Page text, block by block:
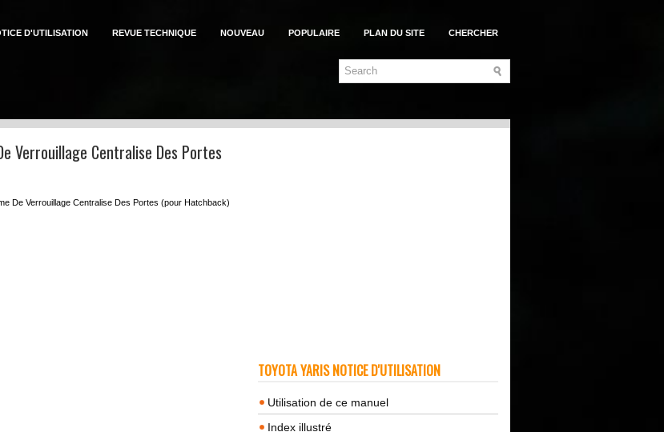
D'UTILISATION REVUE TECHNIQUE NOUVEAU POPULAIRE PLAN DU SITE CHERCHER
Verrouillage Centralise Des Portes
De Verrouillage Centralise Des Portes (pour Hatchback)
TOYOTA YARIS NOTICE D'UTILISATION
Utilisation de ce manuel
Index illustré